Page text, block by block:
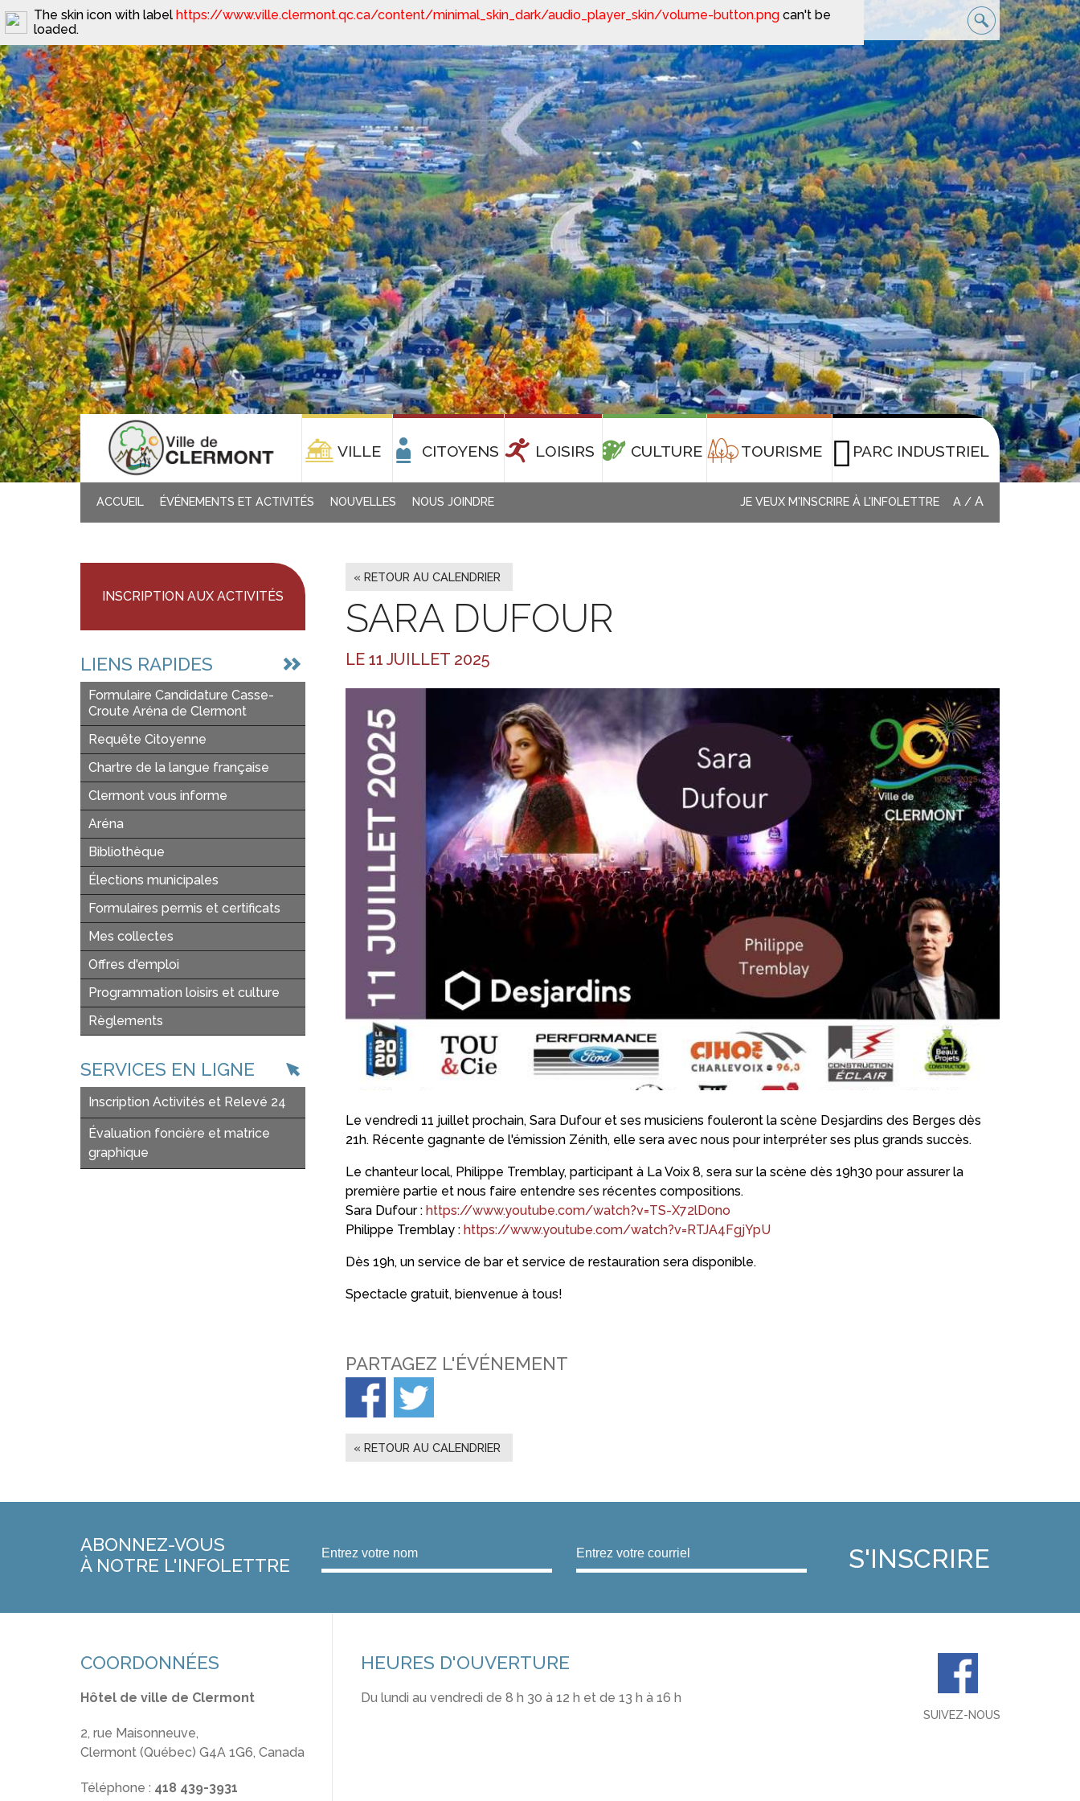
VILLE CITOYENS LOISIRS CULTURE TOURISME PARC INDUSTRIEL
ACCUEIL ÉVÉNEMENTS ET ACTIVITÉS NOUVELLES NOUS JOINDRE JE VEUX M'INSCRIRE À L'INFOLETTRE A / A
INSCRIPTION AUX ACTIVITÉS
LIENS RAPIDES
Formulaire Candidature Casse-
Croute Aréna de Clermont
Requête Citoyenne
Chartre de la langue française
Clermont vous informe
Aréna
Bibliothèque
Élections municipales
Formulaires permis et certificats
Mes collectes
Offres d'emploi
Programmation loisirs et culture
Règlements
SERVICES EN LIGNE
Inscription Activités et Relevé 24
Évaluation foncière et matrice
graphique
« RETOUR AU CALENDRIER
SARA DUFOUR
LE 11 JUILLET 2025
Le vendredi 11 juillet prochain, Sara Dufour et ses musiciens fouleront la scène Desjardins des Berges dès
21h. Récente gagnante de l'émission Zénith, elle sera avec nous pour interpréter ses plus grands succès.
Le chanteur local, Philippe Tremblay, participant à La Voix 8, sera sur la scène dès 19h30 pour assurer la
première partie et nous faire entendre ses récentes compositions.
Sara Dufour : https://www.youtube.com/watch?v=TS-X72lD0no
Philippe Tremblay : https://www.youtube.com/watch?v=RTJA4FgjYpU
Dès 19h, un service de bar et service de restauration sera disponible.
Spectacle gratuit, bienvenue à tous!
PARTAGEZ L'ÉVÉNEMENT
« RETOUR AU CALENDRIER
ABONNEZ-VOUS
À NOTRE L'INFOLETTRE
COORDONNÉES
Hôtel de ville de Clermont
2, rue Maisonneuve,
Clermont (Québec) G4A 1G6, Canada
Téléphone : 418 439-3931
HEURES D'OUVERTURE
Du lundi au vendredi de 8 h 30 à 12 h et de 13 h à 16 h
SUIVEZ-NOUS
The skin icon with label https://www.ville.clermont.qc.ca/content/minimal_skin_dark/audio_player_skin/volume-button.png can't be
loaded.